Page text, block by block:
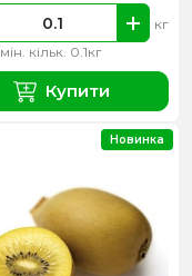
мін. кільк. 0.1кг
кг
Купити
Новинка